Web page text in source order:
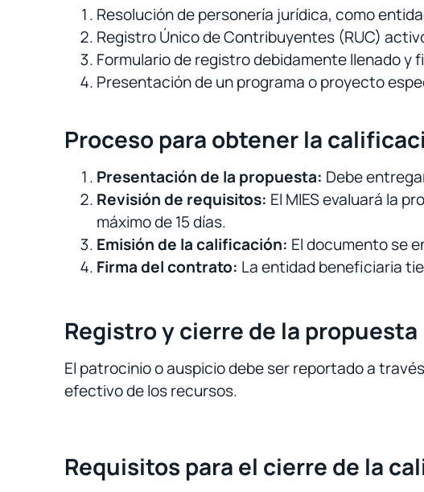
Resolución de personería jurídica, como
Registro Único de Contribuyentes (RUC)
Formulario de registro debidamente llenado y
Presentación de un programa o proyecto
Proceso para obtener la
Presentación de la propuesta: Debe
Revisión de requisitos: El MIES evaluará la
máximo de 15 días.
Emisión de la calificación: El documento se
Firma del contrato: La entidad beneficiaria
Registro y cierre de la propuesta
El patrocinio o auspicio debe ser reportado a
efectivo de los recursos.
Requisitos para el cierre de la